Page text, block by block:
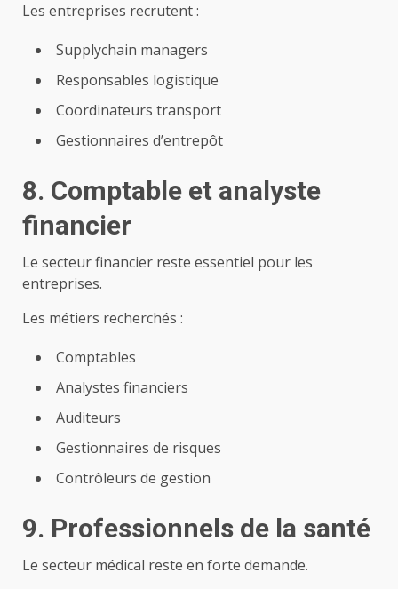
Les entreprises recrutent :
Supplychain managers
Responsables logistique
Coordinateurs transport
Gestionnaires d’entrepôt
8. Comptable et analyste
financier
Le secteur financier reste essentiel pour les
entreprises.
Les métiers recherchés :
Comptables
Analystes financiers
Auditeurs
Gestionnaires de risques
Contrôleurs de gestion
9. Professionnels de la santé
Le secteur médical reste en forte demande.